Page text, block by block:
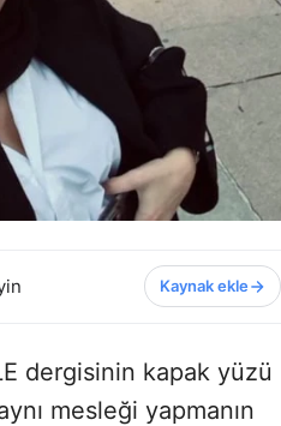
Kaynak ekle
dergisinin kapak yüzü
mesleği yapmanın